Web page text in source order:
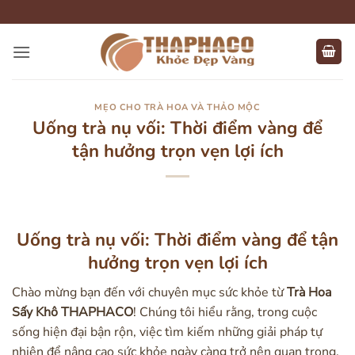
qua
nội
MẸO CHO TRÀ HOA VÀ THẢO MỘC
Uống trà nụ vối: Thời điểm vàng để
tận hưởng trọn vẹn lợi ích
Uống trà nụ vối: Thời điểm vàng để tận
hưởng trọn vẹn lợi ích
Chào mừng bạn đến với chuyên mục sức khỏe từTrà Hoa
Sấy Khô THAPHACO! Chúng tôi hiểu rằng, trong cuộc
sống hiện đại bận rộn, việc tìm kiếm những giải pháp tự